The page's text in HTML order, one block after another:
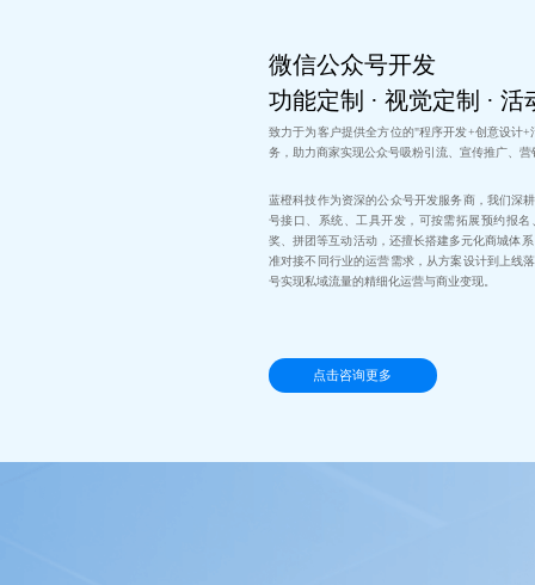
微信公众号开发
功能定制 · 视觉定制 · 活
致力于为客户提供全方位的"程序开发+创意设计
务，助力商家实现公众号吸粉引流、宣传推广、
蓝橙科技作为资深的公众号开发服务商，我们深
号接口、系统、工具开发，可按需拓展预约报
奖、拼团等互动活动，还擅长搭建多元化商城体
准对接不同行业的运营需求，从方案设计到上线
号实现私域流量的精细化运营与商业变现。
点击咨询更多